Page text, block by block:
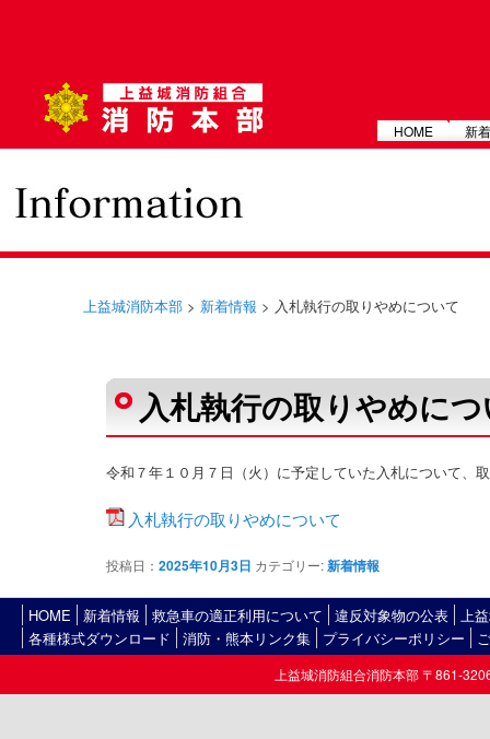
メインメニュー HOME 新
上益城消防本部 > 新着情報 > 入札執行の取りやめについて
入札執行の取りやめに
令和７年１０月７日（火）に予定していた入札について、
入札執行の取りやめについて
投稿日：2025年10月3日 カテゴリー:新着情報
HOME 新着情報 救急車の適正利用について 違反対象物の公表 上
各種様式ダウンロード
消防・熊本リンク集 プライバシーポリシー
上益城消防組合消防本部 〒861-